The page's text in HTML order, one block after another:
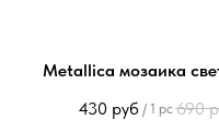
Metallica мозаика
430 руб / 1 pc 690